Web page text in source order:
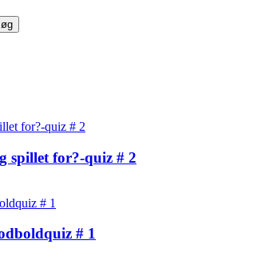
spillet for?-quiz # 2
# 1